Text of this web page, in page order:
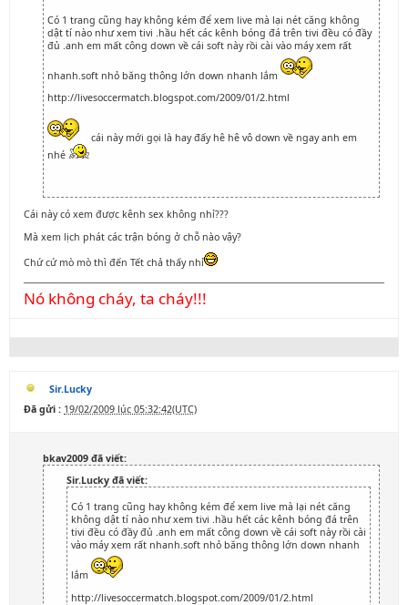
Có 1 trang cũng hay không kém để xem live mà lại nét căng không
dật tí nào như xem tivi .hầu hết các kênh bóng đá trên tivi đều có đầy
đủ .anh em mất công down về cái soft này rồi cài vào máy xem rất
nhanh.soft nhỏ băng thông lớn down nhanh lắm
http://livesoccermatch.blogspot.com/2009/01/2.html
cái này mới gọi là hay đấy hê hê vô down về ngay anh em
nhé
Cái này có xem được kênh sex không nhỉ???
Mà xem lịch phát các trận bóng ở chỗ nào vậy?
Chứ cứ mò mò thì đến Tết chả thấy nhỉ
Nó không cháy, ta cháy!!!
Sir.Lucky
Đã gửi : 19/02/2009 lúc 05:32:42(UTC)
bkav2009 đã viết:
Sir.Lucky đã viết:
Có 1 trang cũng hay không kém để xem live mà lại nét căng
không dật tí nào như xem tivi .hầu hết các kênh bóng đá trên
tivi đều có đầy đủ .anh em mất công down về cái soft này rồi cài
vào máy xem rất nhanh.soft nhỏ băng thông lớn down nhanh
lắm
http://livesoccermatch.blogspot.com/2009/01/2.html